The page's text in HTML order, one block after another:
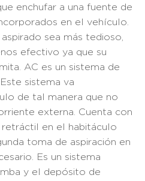
enchufar a una fuente de
en el vehículo.
sea más tedioso,
efectivo ya que su
AC es un sistema de
sistema va
de tal manera que no
externa. Cuenta con
retráctil en el habitáculo
toma de aspiración en
Es un sistema
y el depósito de